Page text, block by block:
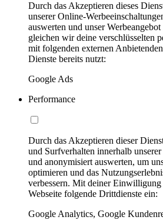
Durch das Akzeptieren dieses
unserer Online-
auswerten und unser
gleichen wir deine verschlüsselten
mit folgenden externen
Dienste bereits nutzt:
Google Ads
Performance
Durch das Akzeptieren dieser
und Surfverhalten innerhalb
und anonymisiert auswerten, um
optimieren und das
verbessern. Mit deiner Einwilligung
Webseite folgende Drittdienste ein:
Google Analytics, Google